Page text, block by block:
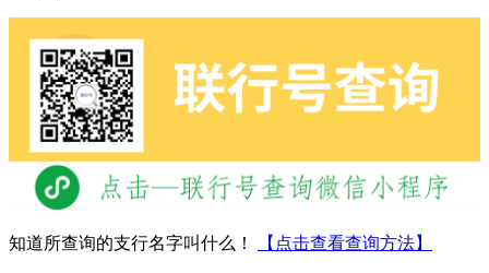
知道所查询的支行名字叫什么！ 【点击查看查询方法】